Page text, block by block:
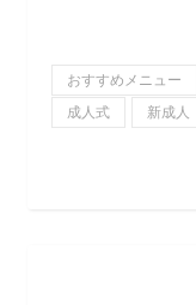
おすすめメニュー
成人式
新成人